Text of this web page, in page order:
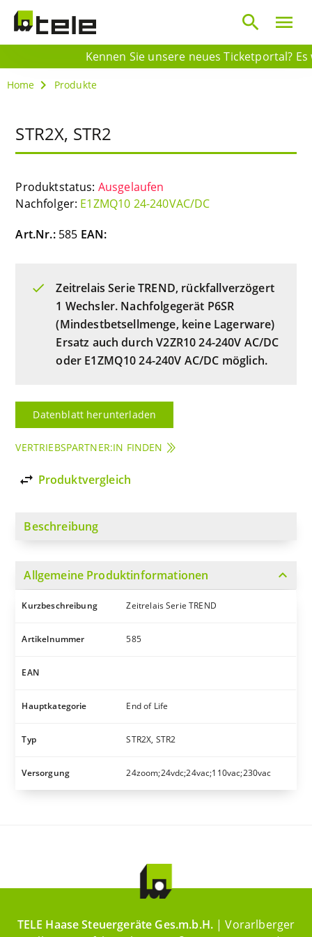
Kennen Sie unsere neues Ticketportal?
menu
search
Home Produkte
STR2X, STR2
Produktstatus: Ausgelaufen
Nachfolger: E1ZMQ10 24-240VAC/DC
Art.Nr.: 585 EAN:
Zeitrelais Serie TREND, rückfallverzögert
1 Wechsler. Nachfolgegerät P6SR
(Mindestbetsellmenge, keine Lagerware)
Ersatz auch durch V2ZR10 24-240V AC/DC
oder E1ZMQ10 24-240V AC/DC möglich.
Datenblatt herunterladen
VERTRIEBSPARTNER:IN FINDEN
import_export Produktvergleich
Beschreibung
Allgemeine Produktinformationen expand_more
Kurzbeschreibung Zeitrelais Serie TREND
Artikelnummer 585
EAN
Hauptkategorie End of Life
Typ STR2X, STR2
Versorgung 24zoom;24vdc;24vac;110vac;230vac
TELE Haase Steuergeräte Ges.m.b.H. | Vorarlberger